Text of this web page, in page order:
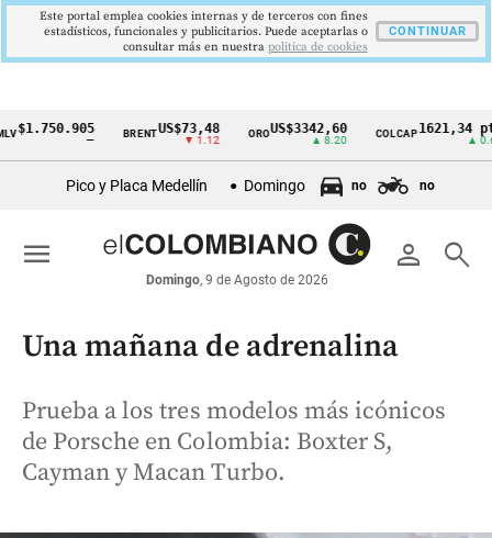
Cintillo
económicos
Colombia
BRENTUS$73,48
▼ 1.12
OROUS$3342,60
▲ 8.20
COLCAP1621,34 pts
▲ 0.67
Pico y Placa Medellín Domingo no no
person search
Domingo, 9 de Agosto de 2026
menu
Una mañana de adrenalina
Prueba a los tres modelos más icónicos
de Porsche en Colombia: Boxter S,
Cayman y Macan Turbo.
Este portal emplea cookies internas y de terceros con fines
estadísticos, funcionales y publicitarios. Puede aceptarlas o
consultar más en nuestra politica de cookies
CONTINUAR